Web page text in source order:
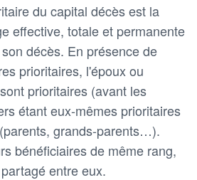
du capital décès est la
effective, totale et permanente
décès. En présence de
prioritaires, l'époux ou
prioritaires (avant les
étant eux-mêmes prioritaires
grands-parents…).
bénéficiaires de même rang,
entre eux.